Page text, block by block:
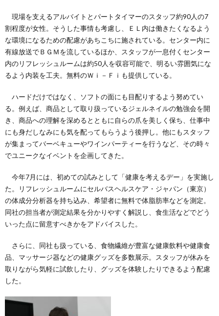
現場を支えるアルバイトとパートタイマーのスタッフ約90人の7
割程度が女性。そうした事情も考慮し、ＥＬ内は働きたくなるよう
な環境になるための配慮があちこちに施されている。センター内に
有線放送でＢＧＭを流しているほか、スタッフが一息付くセンター
内のリフレッシュルームは約50人を収容可能で、明るい雰囲気にな
るよう内装を工夫。無料のＷｉ－Ｆｉも提供している。
ハードだけではなく、ソフトの面にも目配りするよう努めてい
る。例えば、商品として取り扱っているジェルネイルの勉強会を開
き、商品への理解を深めるとともに自らの爪を美しく保ち、仕事中
にも身だしなみにも気を配ってもらうよう後押し。他にもスタッフ
が集まってバーベキューやワインパーティーを行うなど、その時々
でユニークなイベントを企画してきた。
今年7月には、初めての試みとして「健康を考えるデー」を実施し
た。リフレッシュルームにセルバスヘルスケア・ジャパン（東京）
の体成分分析器を持ち込み、希望者に無料で体脂肪率などを測定。
同社の担当者が測定結果を分かりやすく解説し、食生活などでどう
いった点に留意すべきかをアドバイスした。
さらに、同社も扱っている、食物繊維が豊富な健康飲料や健康食
品、マッサージ器などの健康グッズを多数展示。スタッフが休みを
取りながら気軽に試飲したり、グッズを体験したりできるよう配慮
した。